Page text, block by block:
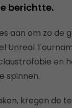
berichtte.
aan om zo de
Unreal
en
spinnen.
kregen de